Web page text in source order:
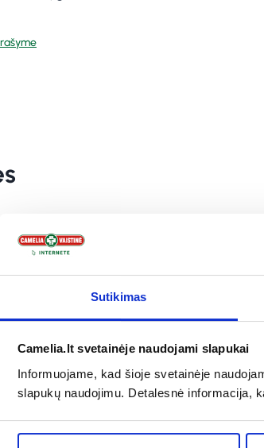
Sutikimas
Camelia.lt svetainėje naudojami slapukai
Informuojame, kad šioje svetainėje
slapukų naudojimu. Detalesnė informacija,
-50%